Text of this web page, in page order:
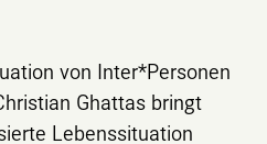
von Inter*Personen
Ghattas bringt
Lebenssituation